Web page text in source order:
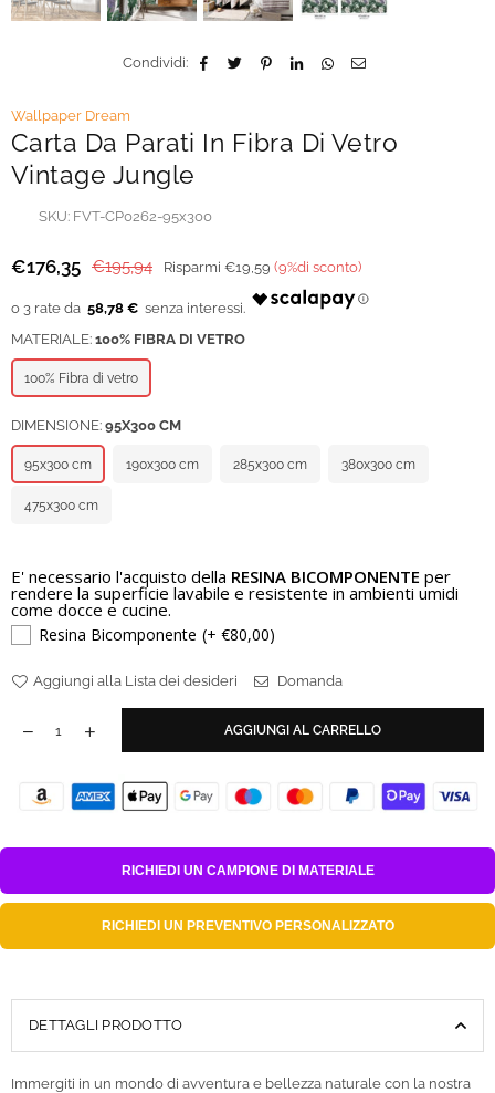
Condividi:
Wallpaper Dream
Carta Da Parati In Fibra Di Vetro
Vintage Jungle
SKU: FVT-CP0262-95x300
Prezzo
€176,35 €195,94 Risparmi €19,59 (9%di sconto)
58,78 €
MATERIALE: 100% FIBRA DI VETRO
100% Fibra di vetro
DIMENSIONE: 95X300 CM
95x300 cm 190x300 cm 285x300 cm 380x300 cm
475x300 cm
E' necessario l'acquisto della RESINA BICOMPONENTE per
rendere la superficie lavabile e resistente in ambienti umidi
come docce e cucine.
Resina Bicomponente (+ €80,00)
Aggiungi alla Lista dei desideri Domanda
AGGIUNGI AL CARRELLO
RICHIEDI UN CAMPIONE DI MATERIALE
RICHIEDI UN PREVENTIVO PERSONALIZZATO
DETTAGLI PRODOTTO
Immergiti in un mondo di avventura e bellezza naturale con la nostra